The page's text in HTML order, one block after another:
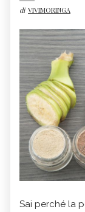
di VIVIMORINGA
Sai perché la